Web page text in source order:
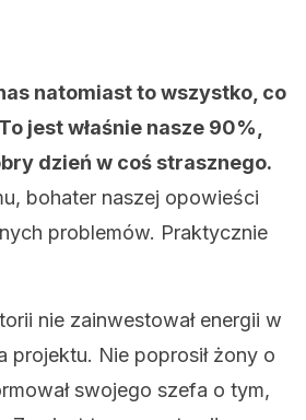
natomiast to wszystko, co
jest właśnie nasze 90%,
dzień w coś strasznego.
bohater naszej opowieści
problemów. Praktycznie
nie zainwestował energii w
projektu. Nie poprosił żony o
swojego szefa o tym,